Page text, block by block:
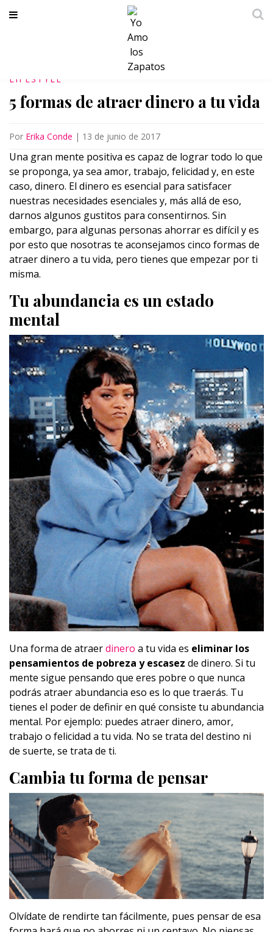
LIFESTYLE
5 formas de atraer dinero a tu vida
Por Erika Conde | 13 de junio de 2017
Una gran mente positiva es capaz de lograr todo lo que
se proponga, ya sea amor, trabajo, felicidad y, en este
caso, dinero. El dinero es esencial para satisfacer
nuestras necesidades esenciales y, más allá de eso,
darnos algunos gustitos para consentirnos. Sin
embargo, para algunas personas ahorrar es difícil y es
por esto que nosotras te aconsejamos cinco formas de
atraer dinero a tu vida, pero tienes que empezar por ti
misma.
Tu abundancia es un estado
mental
Una forma de atraerdinero a tu vida es eliminar los
pensamientos de pobreza y escasez de dinero. Si tu
mente sigue pensando que eres pobre o que nunca
podrás atraer abundancia eso es lo que traerás. Tu
tienes el poder de definir en qué consiste tu abundancia
mental. Por ejemplo: puedes atraer dinero, amor,
trabajo o felicidad a tu vida. No se trata del destino ni
de suerte, se trata de ti.
Cambia tu forma de pensar
Olvídate de rendirte tan fácilmente, pues pensar de esa